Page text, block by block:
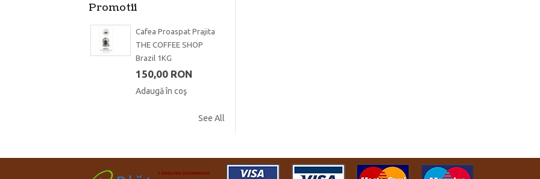
Promotii
Cafea Proaspat Prajita
THE COFFEE SHOP
Brazil 1KG
150,00 RON
Adaugă în coş
See All